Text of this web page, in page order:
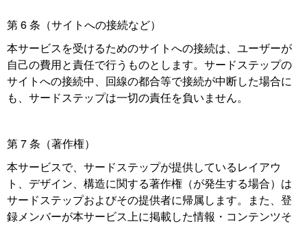
第 6 条（サイトへの接続など）
本サービスを受けるためのサイトへの接続は、ユーザーが
自己の費用と責任で行うものとします。サードステップの
サイトへの接続中、回線の都合等で接続が中断した場合に
も、サードステップは一切の責任を負いません。
第 7 条（著作権）
本サービスで、サードステップが提供しているレイアウ
ト、デザイン、構造に関する著作権（が発生する場合）は
サードステップおよびその提供者に帰属します。また、登
録メンバーが本サービス上に掲載した情報・コンテンツそ